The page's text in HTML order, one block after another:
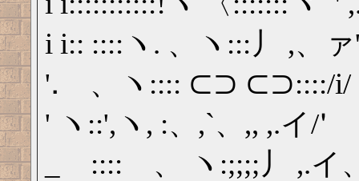
i i:: ::::ヽ. 、ヽ:::丿 ,、
'.゙、ヽ:::: ⊂⊃ ⊂⊃::::/i/
' ヽ::',ヽ, :、,`、,, ,.イ/'゙
_ゝ::::ゝ、 ヽ:;;;;丿 ,.イ